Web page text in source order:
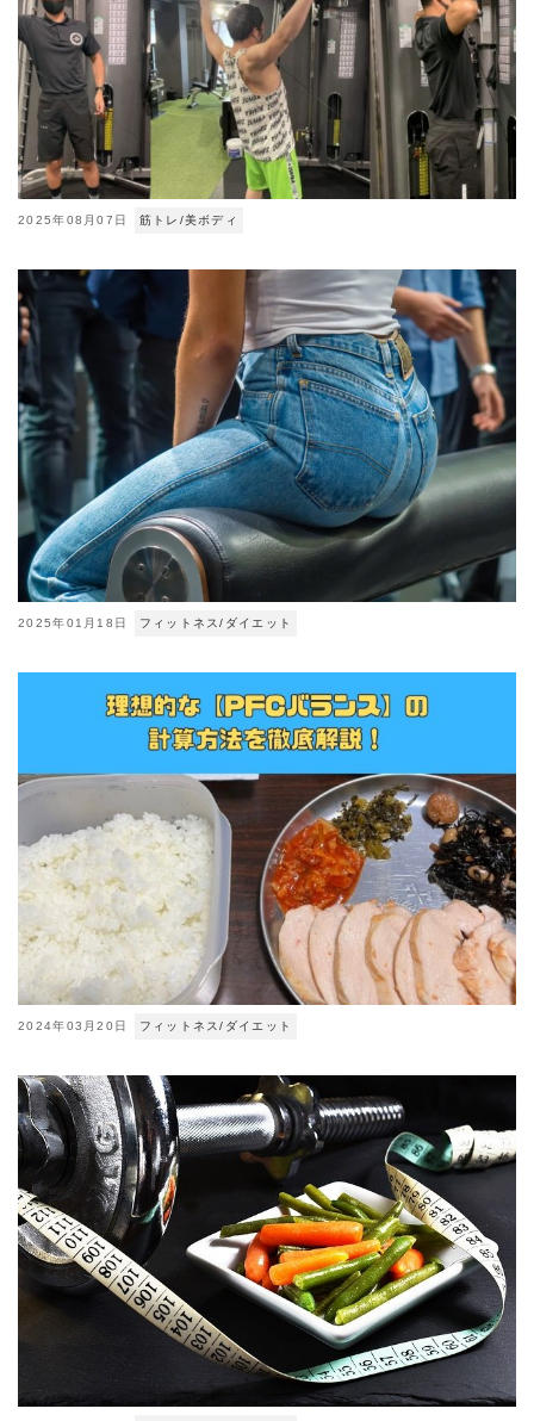
2025年08月07日 筋トレ/美ボディ
2025年01月18日 フィットネス/ダイエット
2024年03月20日 フィットネス/ダイエット